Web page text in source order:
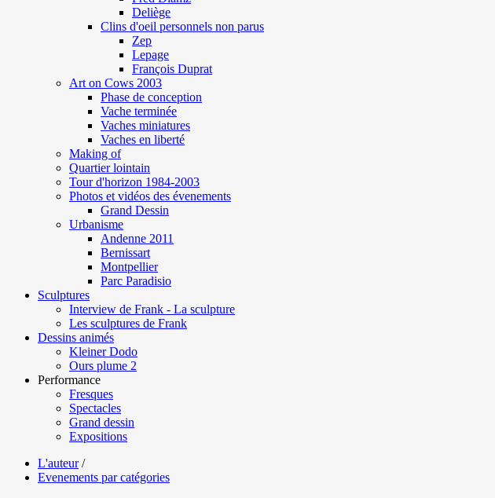
Deliège
Clins d'oeil personnels non parus
Zep
Lepage
François Duprat
Art on Cows 2003
Phase de conception
Vache terminée
Vaches miniatures
Vaches en liberté
Making of
Quartier lointain
Tour d'horizon 1984-2003
Photos et vidéos des évenements
Grand Dessin
Urbanisme
Andenne 2011
Bernissart
Montpellier
Parc Paradisio
Sculptures
Interview de Frank - La sculpture
Les sculptures de Frank
Dessins animés
Kleiner Dodo
Ours plume 2
Performance
Fresques
Spectacles
Grand dessin
Expositions
L'auteur /
Evenements par catégories